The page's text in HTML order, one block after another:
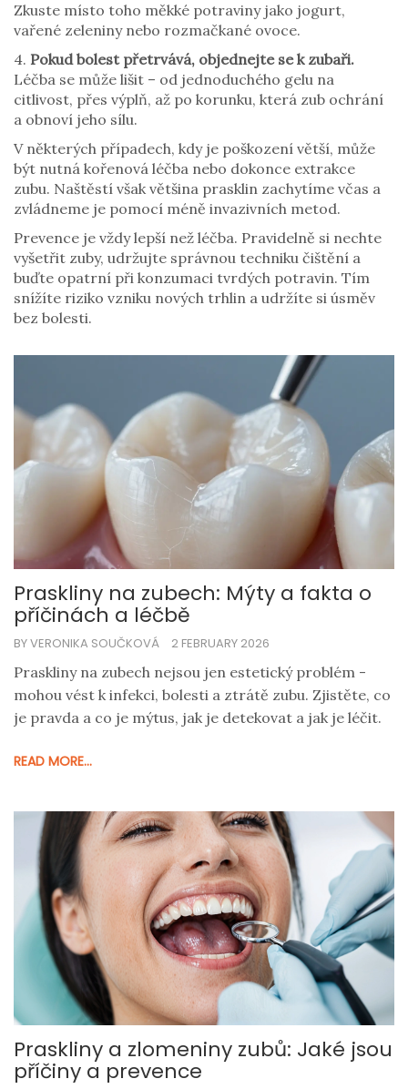
Zkuste místo toho měkké potraviny jako jogurt,
vařené zeleniny nebo rozmačkané ovoce.
4. Pokud bolest přetrvává, objednejte se k zubaři.
Léčba se může lišit – od jednoduchého gelu na
citlivost, přes výplň, až po korunku, která zub ochrání
a obnoví jeho sílu.
V některých případech, kdy je poškození větší, může
být nutná kořenová léčba nebo dokonce extrakce
zubu. Naštěstí však většina prasklin zachytíme včas a
zvládneme je pomocí méně invazivních metod.
Prevence je vždy lepší než léčba. Pravidelně si nechte
vyšetřit zuby, udržujte správnou techniku čištění a
buďte opatrní při konzumaci tvrdých potravin. Tím
snížíte riziko vzniku nových trhlin a udržíte si úsměv
bez bolesti.
Praskliny na zubech: Mýty a fakta o
příčinách a léčbě
BY VERONIKA SOUČKOVÁ 2 FEBRUARY 2026
Praskliny na zubech nejsou jen estetický problém -
mohou vést k infekci, bolesti a ztrátě zubu. Zjistěte, co
je pravda a co je mýtus, jak je detekovat a jak je léčit.
READ MORE...
Praskliny a zlomeniny zubů: Jaké jsou
příčiny a prevence